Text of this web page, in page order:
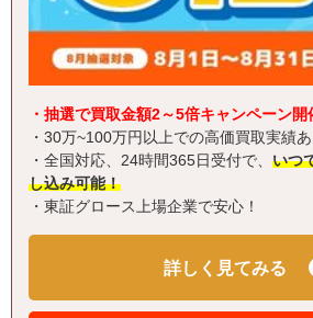
・抽選で買取金額2～5倍キャンペーン開
・30万~100万円以上での高価買取実績あ
・全国対応、24時間365日受付で、 いつ
し込み可能！
・東証グロース上場企業で安心！
詳しく見てみる